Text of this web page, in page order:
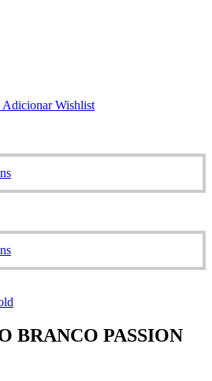
Adicionar Wishlist
This
variants.
options
may
chosen
the
product
This
variants.
options
BRANCO PASSION